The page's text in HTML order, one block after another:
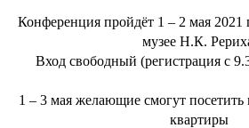
Конференция пройдёт 1 – 2 мая 2021
музее Н.К.
Вход свободный (регистрация с
1 – 3 мая желающие смогут
квартиры